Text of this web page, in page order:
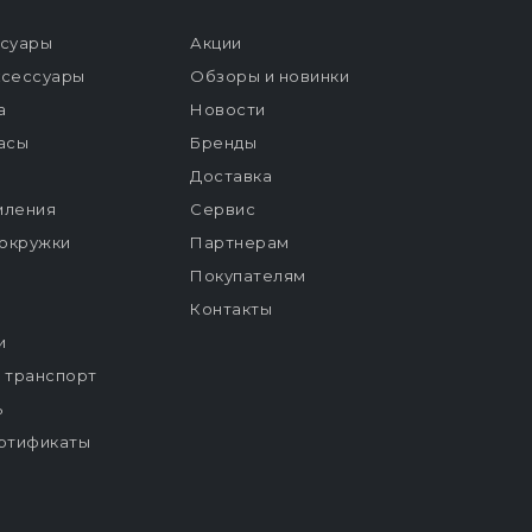
транспорт
Акции
Обзоры и новинки
Новости
Бренды
Доставка
Сервис
Партнерам
Покупателям
Контакты